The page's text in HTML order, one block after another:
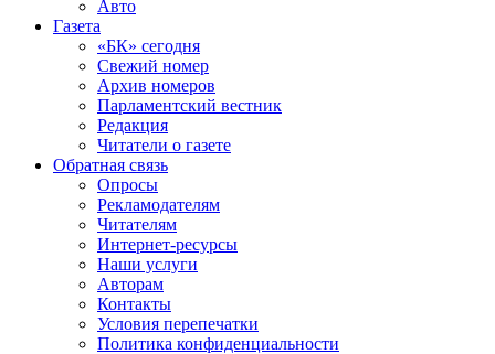
Авто
Газета
«БК» сегодня
Свежий номер
Архив номеров
Парламентский вестник
Редакция
Читатели о газете
Обратная связь
Опросы
Рекламодателям
Читателям
Интернет-ресурсы
Наши услуги
Авторам
Контакты
Условия перепечатки
Политика конфиденциальности